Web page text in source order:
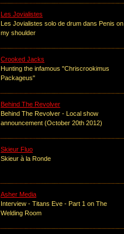
Les Jovialistes
Les Jovialistes solo de drum dans Penis on
my shoulder
Crooked Jacks
Hunting the infamous "Chriscrookimus
Packageus"
Behind The Revolver
Behind The Revolver - Local show
announcement (October 20th 2012)
Skieur Fluo
Skieur à la Ronde
Asher Media
Interview - Titans Eve - Part 1 on The
Welding Room